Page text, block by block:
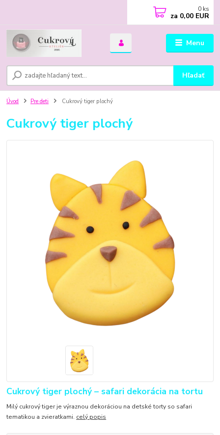
Menu
Hľadať
0 ks
za 0,00 EUR
Úvod Pre deti Cukrový tiger plochý
Cukrový tiger plochý
Cukrový tiger plochý – safari dekorácia na tortu
Milý cukrový tiger je výraznou dekoráciou na detské torty so safari
tematikou a zvieratkami. celý popis